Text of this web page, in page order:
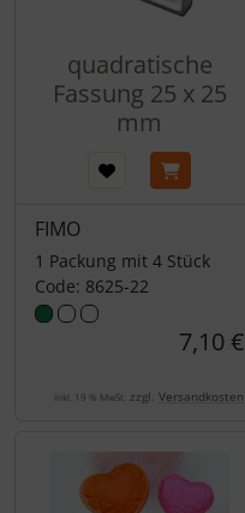
quadratische
Fassung 25 x 25
mm
FIMO
1 Packung mit 4 Stück
Code: 8625-22
7,10 €
inkl. 19 % MwSt. zzgl. Versandkosten